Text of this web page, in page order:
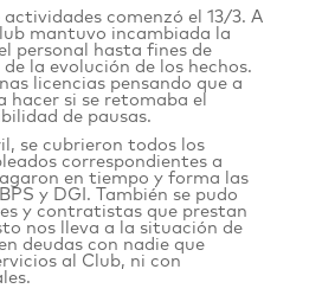
comenzó el 13/3. A
mantuvo incambiada la
personal hasta fines de
la evolución de los hechos.
licencias pensando que a
hacer si se retomaba el
de pausas.
se cubrieron todos los
correspondientes a
en tiempo y forma las
y DGI. También se pudo
y contratistas que prestan
nos lleva a la situación de
deudas con nadie que
al Club, ni con